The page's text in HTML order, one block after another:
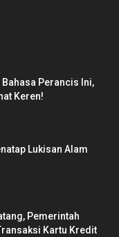
Bahasa Perancis Ini,
Keren!
Lukisan Alam
Pemerintah
Kartu Kredit